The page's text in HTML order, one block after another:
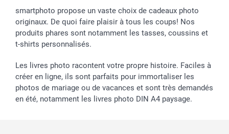
Tous les évènements
Statut de ma commande
smarfriends
smartgarantie
smartbonus
smartphoto propose un vaste choix de cadeaux photo
originaux. De quoi faire plaisir à tous les coups! Nos
produits phares sont notamment les tasses, coussins et
t-shirts personnalisés.
Les livres photo racontent votre propre histoire. Faciles à
créer en ligne, ils sont parfaits pour immortaliser les
photos de mariage ou de vacances et sont très demandés
en été, notamment les livres photo DIN A4 paysage.